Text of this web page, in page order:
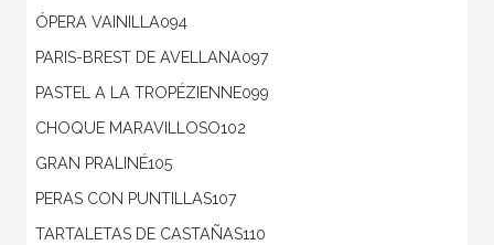
ÓPERA VAINILLA094
PARIS-BREST DE AVELLANA097
PASTEL A LA TROPÉZIENNE099
CHOQUE MARAVILLOSO102
GRAN PRALINÉ105
PERAS CON PUNTILLAS107
TARTALETAS DE CASTAÑAS110